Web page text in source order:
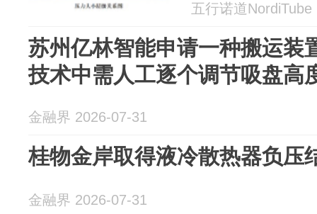
五行诺道
苏州亿林智能申请一种搬运装
技术中需人工逐个调节吸盘高
金融界 2026-07-31
桂物金岸取得液冷散热器负压
金融界 2026-07-31